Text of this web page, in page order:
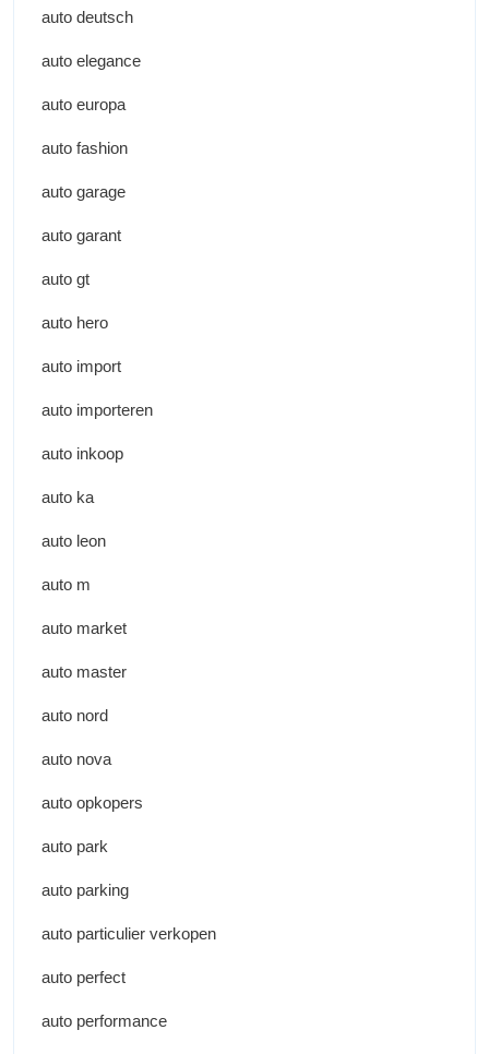
auto deutsch
auto elegance
auto europa
auto fashion
auto garage
auto garant
auto gt
auto hero
auto import
auto importeren
auto inkoop
auto ka
auto leon
auto m
auto market
auto master
auto nord
auto nova
auto opkopers
auto park
auto parking
auto particulier verkopen
auto perfect
auto performance